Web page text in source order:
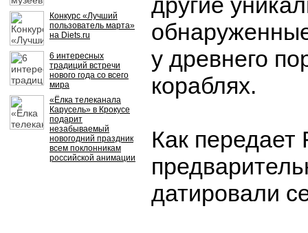
Конкурс «Лучший
пользователь марта»
на Diets.ru
6 интересных
традиций встречи
нового года со всего
мира
«Ёлка телеканала
Карусель» в Крокусе
подарит
незабываемый
новогодний праздник
всем поклонникам
российской анимации
у древнего
кораблях.
Как передает
датировали